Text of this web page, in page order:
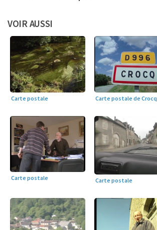
VOIR AUSSI
Carte postale Carte postale de Crocq
Carte postale Carte postale